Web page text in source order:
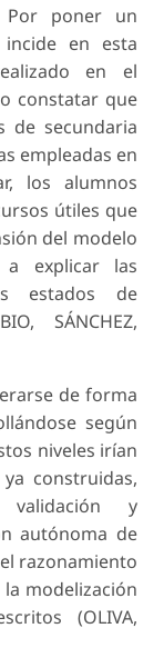
Por poner un
en esta
en el
constatar que
de secundaria
empleadas en
los alumnos
útiles que
del modelo
a ex­plicar las
estados de
SÁNCHEZ,
de forma
según
niveles irían
construidas,
y
autónoma de
razonamiento
modeliza­ción
(OLIVA,